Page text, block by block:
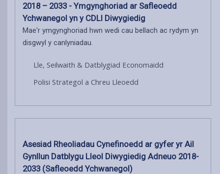
2018 – 2033 - Ymgynghoriad ar Safleoedd
Ychwanegol yn y CDLl Diwygiedig
Mae'r ymgynghoriad hwn wedi cau bellach ac rydym yn
disgwyl y canlyniadau.
Lle, Seilwaith & Datblygiad Economaidd
Polisi Strategol a Chreu Lleoedd
Asesiad Rheoliadau Cynefinoedd ar gyfer yr Ail
Gynllun Datblygu Lleol Diwygiedig Adneuo 2018-
2033 (Safleoedd Ychwanegol)